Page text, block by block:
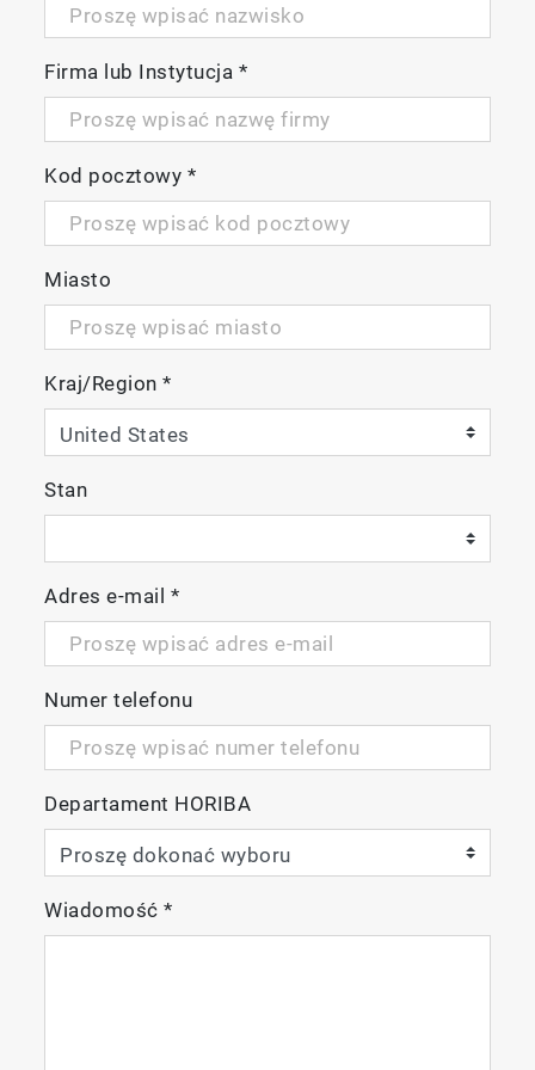
Firma lub Instytucja *
Kod pocztowy *
Miasto
Kraj/Region*
Stan
Adres e-mail *
Numer telefonu
Departament HORIBA
Wiadomość*